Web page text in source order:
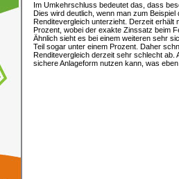
Im Umkehrschluss bedeutet das, dass
Dies wird deutlich, wenn man zum
Renditevergleich unterzieht. Derzeit erhält
Prozent, wobei der exakte Zinssatz beim
Ähnlich sieht es bei einem weiteren sehr
Teil sogar unter einem Prozent. Daher
Renditevergleich derzeit sehr schlecht ab.
sichere Anlageform nutzen kann, was